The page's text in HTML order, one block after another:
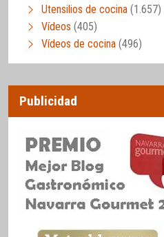
Utensilios de cocina (1.657)
Vídeos (405)
Vídeos de cocina (496)
Publicidad